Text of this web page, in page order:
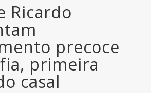
Ricardo
precoce
primeira
casal